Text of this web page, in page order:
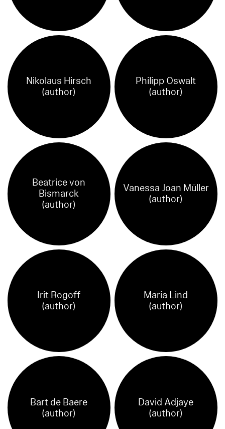
Nikolaus Hirsch
(author)
Philipp Oswalt
(author)
Beatrice von
Bismarck
(author)
Vanessa Joan Müller
(author)
Irit Rogoff
(author)
Maria Lind
(author)
Bart de Baere
(author)
David Adjaye
(author)